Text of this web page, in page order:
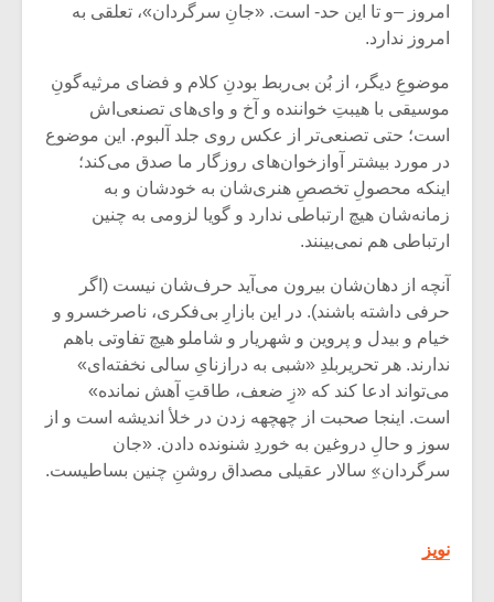
امروز –و تا این حد- است. «جانِ سرگردان»، تعلقی به
امروز ندارد.
موضوعِ دیگر، از بُن بی‌ربط بودنِ کلام و فضای مرثیه‌گونِ
موسیقی با هیبتِ‌ خواننده و آخ و وای‌های تصنعی‌اش
است؛ حتی تصنعی‌تر از عکس روی جلد آلبوم. این موضوع
در مورد بیشتر آوازخوان‌های روزگار ما صدق می‌کند؛
اینکه محصولِ تخصصِ هنری‌شان به خودشان و به
زمانه‌شان هیچ ارتباطی ندارد و گویا لزومی به چنین
ارتباطی هم نمی‌بینند.
آنچه از دهان‌شان بیرون می‌آید حرف‌شان نیست (اگر
حرفی داشته باشند). در این بازارِ بی‌فکری، ناصرخسرو و
خیام و بیدل و پروین و شهریار و شاملو هیچ تفاوتی باهم
ندارند. هر تحریربلدِ «شبی به درازنایِ سالی نخفته‌ای»
می‌تواند ادعا کند که «زِ ضعف، طاقتِ آهش نمانده»
است. اینجا صحبت از چهچهه زدن در خلأ اندیشه است و از
سوز و حالِ دروغین به خوردِ شنونده دادن. «جان
سرگردان»ِ سالار عقیلی مصداق روشنِ چنین بساطیست.
نویز
یادداشتی بر موسیقی
متن فیلم «متری
شیش و نیم»
مشهورترین باشی،
بدنام ترین باش